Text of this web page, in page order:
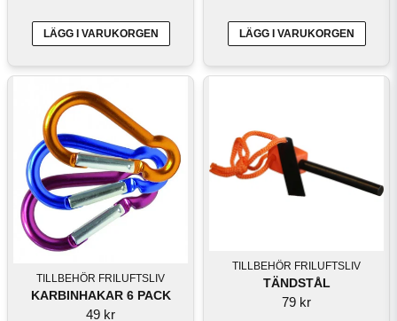
LÄGG I VARUKORGEN LÄGG I VARUKORGEN
TILLBEHÖR FRILUFTSLIV
KARBINHAKAR 6 PACK
49 kr
TILLBEHÖR FRILUFTSLIV
TÄNDSTÅL
79 kr